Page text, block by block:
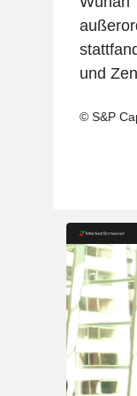
und
© S&P